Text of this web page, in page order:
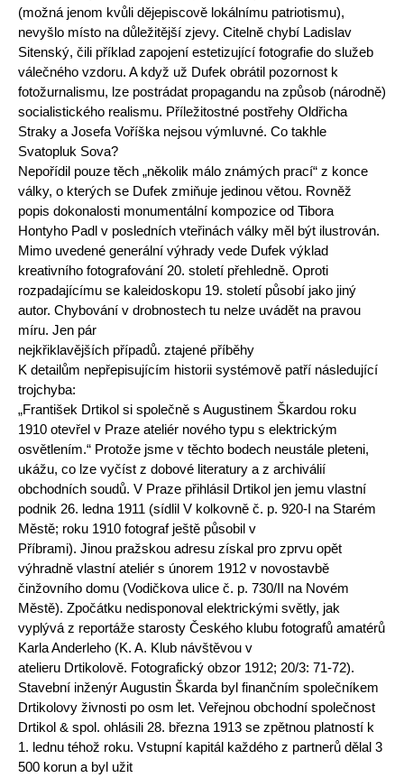
(možná jenom kvůli dějepiscově lokálnímu patriotismu),
nevyšlo místo na důležitější zjevy. Citelně chybí Ladislav
Sitenský, čili příklad zapojení estetizující fotografie do služeb
válečného vzdoru. A když už Dufek obrátil pozornost k
fotožurnalismu, lze postrádat propagandu na způsob (národně)
socialistického realismu. Příležitostné postřehy Oldřicha
Straky a Josefa Voříška nejsou výmluvné. Co takhle
Svatopluk Sova?
Nepořídil pouze těch „několik málo známých prací“ z konce
války, o kterých se Dufek zmiňuje jedinou větou. Rovněž
popis dokonalosti monumentální kompozice od Tibora
Hontyho Padl v posledních vteřinách války měl být ilustrován.
Mimo uvedené generální výhrady vede Dufek výklad
kreativního fotografování 20. století přehledně. Oproti
rozpadajícímu se kaleidoskopu 19. století působí jako jiný
autor. Chybování v drobnostech tu nelze uvádět na pravou
míru. Jen pár
nejkřiklavějších případů. ztajené příběhy
K detailům nepřepisujícím historii systémově patří následující
trojchyba:
„František Drtikol si společně s Augustinem Škardou roku
1910 otevřel v Praze ateliér nového typu s elektrickým
osvětlením.“ Protože jsme v těchto bodech neustále pleteni,
ukážu, co lze vyčíst z dobové literatury a z archiválií
obchodních soudů. V Praze přihlásil Drtikol jen jemu vlastní
podnik 26. ledna 1911 (sídlil V kolkovně č. p. 920-I na Starém
Městě; roku 1910 fotograf ještě působil v
Příbrami). Jinou pražskou adresu získal pro zprvu opět
výhradně vlastní ateliér s únorem 1912 v novostavbě
činžovního domu (Vodičkova ulice č. p. 730/II na Novém
Městě). Zpočátku nedisponoval elektrickými světly, jak
vyplývá z reportáže starosty Českého klubu fotografů amatérů
Karla Anderleho (K. A. Klub návštěvou v
atelieru Drtikolově. Fotografický obzor 1912; 20/3: 71-72).
Stavební inženýr Augustin Škarda byl finančním společníkem
Drtikolovy živnosti po osm let. Veřejnou obchodní společnost
Drtikol & spol. ohlásili 28. března 1913 se zpětnou platností k
1. lednu téhož roku. Vstupní kapitál každého z partnerů dělal 3
500 korun a byl užit